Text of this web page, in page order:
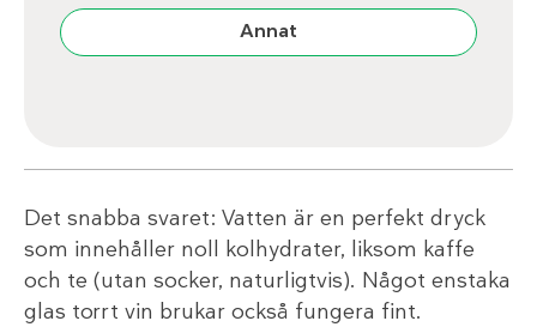
Annat
Det snabba svaret: Vatten är en perfekt dryck
som innehåller noll kolhydrater, liksom kaffe
och te (utan socker, naturligtvis). Något enstaka
glas torrt vin brukar också fungera fint.